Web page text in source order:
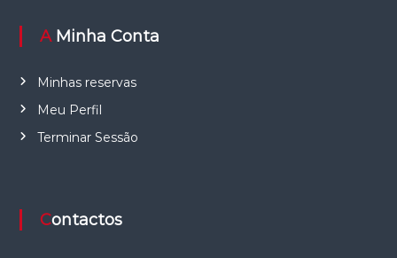
A Minha Conta
Minhas reservas
Meu Perfil
Terminar Sessão
Contactos